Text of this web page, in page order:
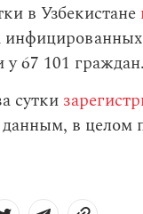
в Узбекистане
у 67 101 граждан.
сутки
в целом